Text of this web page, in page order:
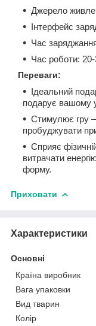
Джерело
Інтерфейс
Час
Час роботи:
Переваги:
Ідеальний
подарує вашому
Стимулює гру
пробуджувати
Сприяє
витрачати
форму.
Приховати
Характеристики
Основні
Країна виробник
Вага упаковки
Вид тварин
Колір